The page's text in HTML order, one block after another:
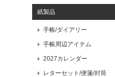
紙製品
手帳/ダイアリー
手帳周辺アイテム
2027カレンダー
レターセット/便箋/封筒